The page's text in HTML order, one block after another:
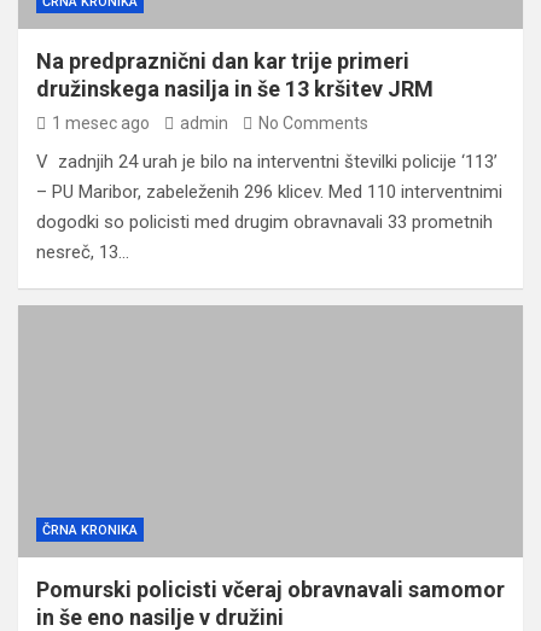
Na predpraznični dan kar trije primeri
družinskega nasilja in še 13 kršitev JRM
1 mesec ago admin No Comments
V zadnjih 24 urah je bilo na interventni številki policije ‘113’
– PU Maribor, zabeleženih 296 klicev. Med 110 interventnimi
dogodki so policisti med drugim obravnavali 33 prometnih
nesreč, 13…
ČRNA KRONIKA
Pomurski policisti včeraj obravnavali samomor
in še eno nasilje v družini